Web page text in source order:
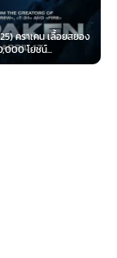
Oppenheimer